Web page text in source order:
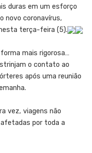
duras em um esforço
novo coronavírus,
terça-feira (5).
mais rigorosa…
o contato ao
após uma reunião
vez, viagens não
por toda a